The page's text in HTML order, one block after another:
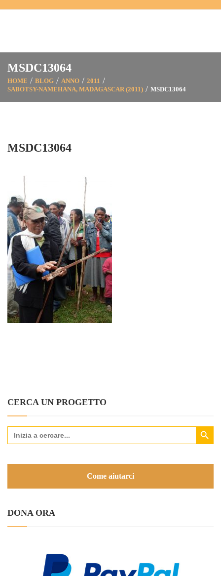
MSDC13064
HOME BLOG ANNO
2011
SABOTSY-NAMEHANA, MADAGASCAR (2011)
MSDC13064
MSDC13064
CERCA UN PROGETTO
Search
for:
Search Button
Come aiutarci
DONA ORA